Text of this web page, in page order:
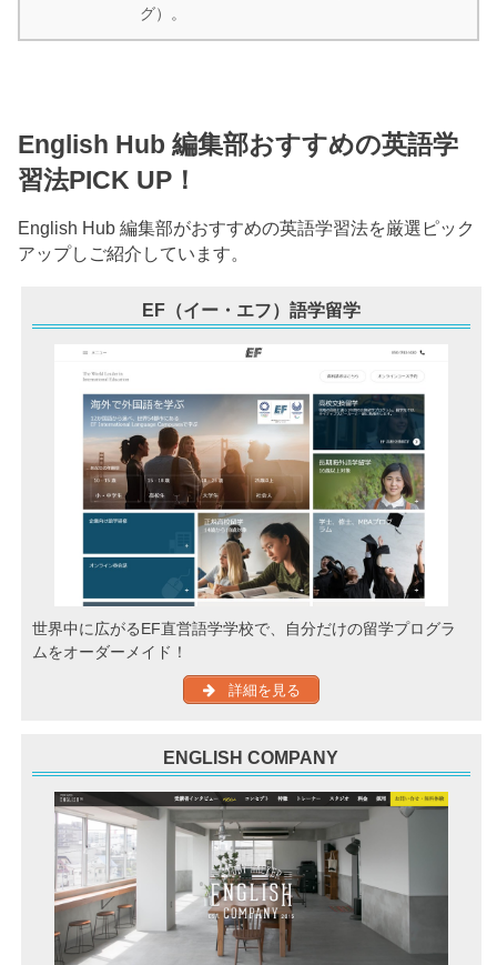
グ）。
English Hub 編集部おすすめの英語学
習法PICK UP！
English Hub 編集部がおすすめの英語学習法を厳選ピック
アップしご紹介しています。
EF（イー・エフ）語学留学
世界中に広がるEF直営語学学校で、自分だけの留学プログラ
ムをオーダーメイド！
詳細を見る
ENGLISH COMPANY